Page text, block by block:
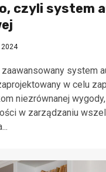
czyli system
system
w celu
niezrównanej
w zarządzaniu